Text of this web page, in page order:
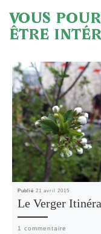
VOUS
ÊTRE
Publié 21 avril 2015
Le Verger
1 commentaire